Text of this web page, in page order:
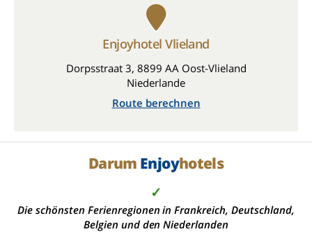
Enjoyhotel Vlieland
Dorpsstraat 3, 8899 AA Oost-Vlieland
Niederlande
Route berechnen
Darum Enjoyhotels
✓
Die schönsten Ferienregionen in Frankreich, Deutschland,
Belgien und den Niederlanden